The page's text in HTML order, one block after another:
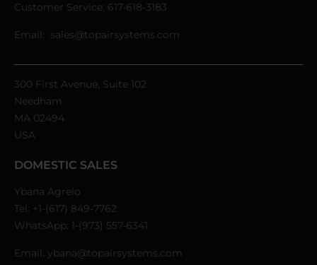
Customer Service: 617-618-3183
Email: sales@topairsystems.com
300 First Avenue, Suite 102
Needham
MA 02494
USA
DOMESTIC SALES
Ybana Agrelo
Tel: +1-(617) 849-7762
WhatsApp: 1-(973) 557-6341
Email: ybana@topairsystems.com